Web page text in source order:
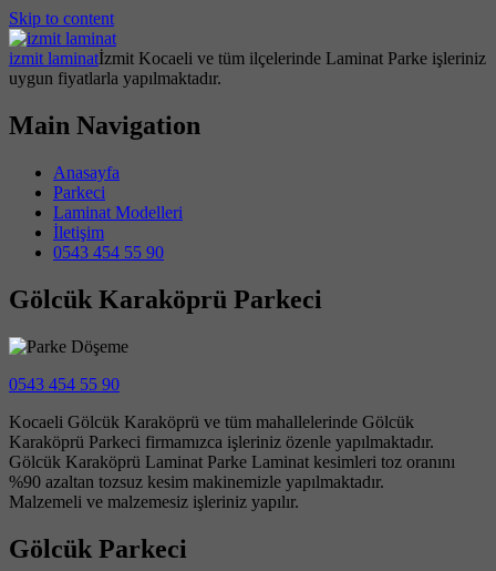
Skip to content
izmit laminatİzmit Kocaeli ve tüm ilçelerinde Laminat Parke işleriniz
uygun fiyatlarla yapılmaktadır.
Main Navigation
Anasayfa
Parkeci
Laminat Modelleri
İletişim
0543 454 55 90
Gölcük Karaköprü Parkeci
0543 454 55 90
Kocaeli Gölcük Karaköprü ve tüm mahallelerinde Gölcük
Karaköprü Parkeci firmamızca işleriniz özenle yapılmaktadır.
Gölcük Karaköprü Laminat Parke Laminat kesimleri toz oranını
%90 azaltan tozsuz kesim makinemizle yapılmaktadır.
Malzemeli ve malzemesiz işleriniz yapılır.
Gölcük Parkeci